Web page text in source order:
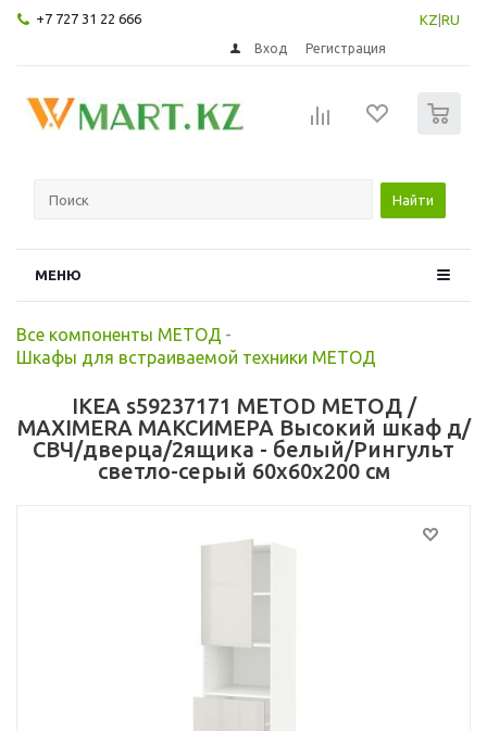
+7 727 31 22 666 KZ RU
Вход Регистрация
Найти
МЕНЮ
Все компоненты МЕТОД -
Шкафы для встраиваемой техники МЕТОД
IKEA s59237171 METOD МЕТОД /
MAXIMERA МАКСИМЕРА Высокий шкаф д/
СВЧ/дверца/2ящика - белый/Рингульт
светло-серый 60x60x200 см